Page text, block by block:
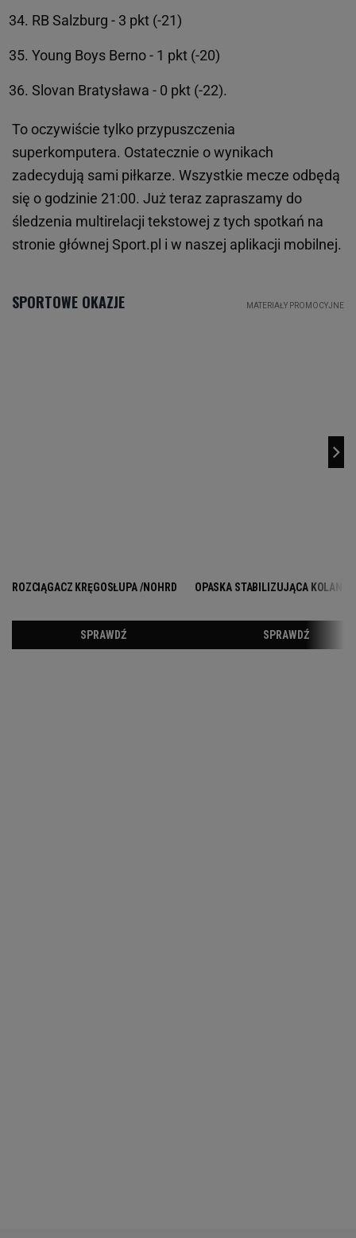
RB Salzburg - 3 pkt (-21)
Young Boys Berno - 1 pkt (-20)
Slovan Bratysława - 0 pkt (-22).
To oczywiście tylko przypuszczenia
superkomputera. Ostatecznie o wynikach
zadecydują sami piłkarze. Wszystkie mecze odbędą
się o godzinie 21:00. Już teraz zapraszamy do
śledzenia multirelacji tekstowej z tych spotkań na
stronie głównej Sport.pl i w naszej aplikacji mobilnej.